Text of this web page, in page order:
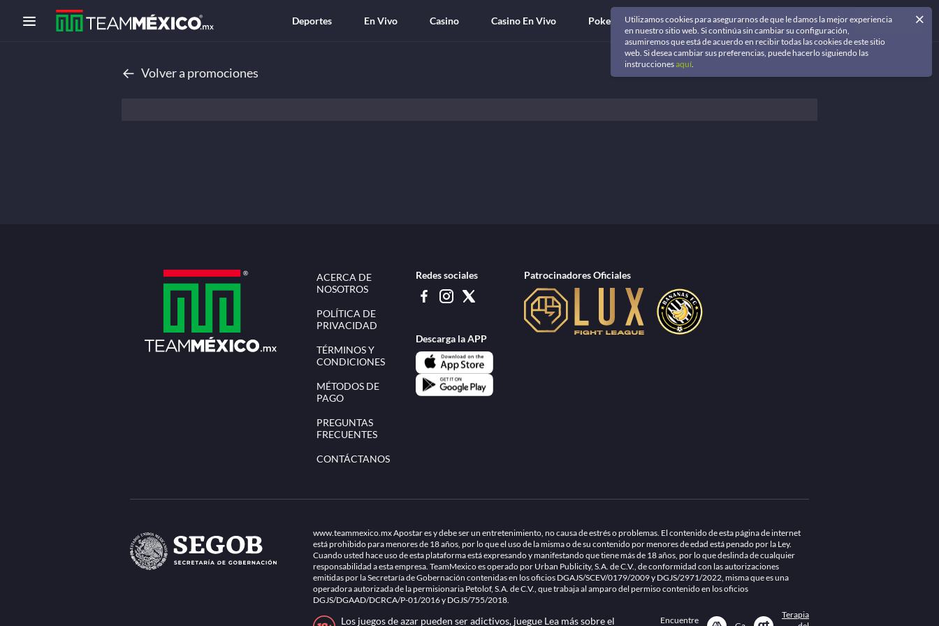
Deportes En Vivo Casino Casino En Vivo Poker Iniciar Sesión Regístrate
← Volver a promociones
ACERCA DE
NOSOTROS
POLÍTICA DE
PRIVACIDAD
TÉRMINOS Y
CONDICIONES
MÉTODOS DE
PAGO
PREGUNTAS
FRECUENTES
CONTÁCTANOS
Redes sociales
Descarga la APP
Patrocinadores Oficiales
www.teammexico.mx Apostar es y debe ser un entretenimiento, no causa de estrés o problemas. El contenido de esta página de internet
está prohibido para menores de 18 años, por lo que el uso de la misma o de su contenido por menores de edad está penado por la Ley.
Cuando usted hace uso de esta plataforma está expresando y manifestando que tiene más de 18 años, por lo que deslinda de cualquier
responsabilidad a esta empresa. TeamMexico es operado por Urban Publicity, S.A. de C.V., de conformidad con las autorizaciones
emitidas por la Secretaría de Gobernación contenidas en los oficios DGAJS/SCEV/0179/2009 y DGJS/2971/2022, misma que es una
operadora autorizada de la permisionaria Petolof, S.A. de C.V., que trabaja al amparo del permiso contenido en los oficios
DGJS/DGAAD/DCRCA/P-01/2016 y DGJS/755/2018.
Los juegos de azar pueden ser adictivos, juegue Lea más sobre el Encuentre
Terapia
Utilizamos cookies para asegurarnos de que le damos la mejor experiencia
en nuestro sitio web. Si continúa sin cambiar su configuración,
asumiremos que está de acuerdo en recibir todas las cookies de este sitio
web. Si desea cambiar sus preferencias, puede hacerlo siguiendo las
instruccionesaquí.